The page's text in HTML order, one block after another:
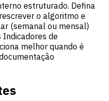
estruturado. Defina
o algoritmo e
(semanal ou mensal)
Indicadores de
melhor quando é